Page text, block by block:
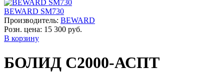
BEWARD SM730
Производитель: BEWARD
Розн. цена: 15 300 руб.
В корзину
БОЛИД С2000-АСПТ